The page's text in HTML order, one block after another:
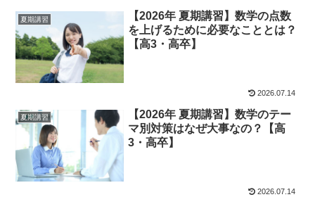
夏期講習
【2026年 夏期講習】数学の点数
を上げるために必要なこととは？
【高3・高卒】
2026.07.14
夏期講習
【2026年 夏期講習】数学のテー
マ別対策はなぜ大事なの？【高
3・高卒】
2026.07.14